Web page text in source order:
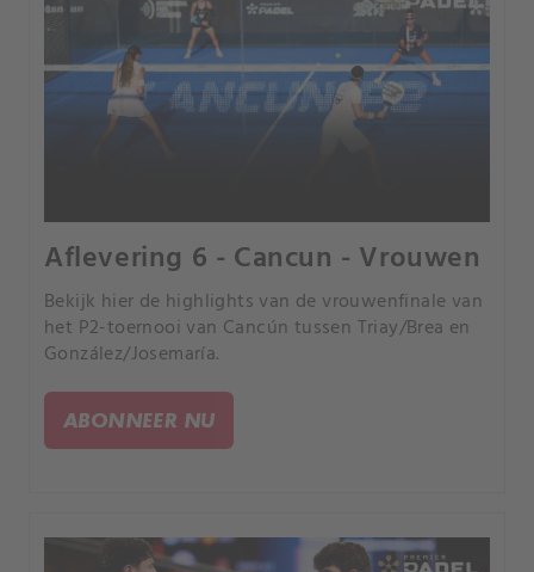
Aflevering 6 - Cancun - Vrouwen
Bekijk hier de highlights van de vrouwenfinale van
het P2-toernooi van Cancún tussen Triay/Brea en
González/Josemaría.
ABONNEER NU